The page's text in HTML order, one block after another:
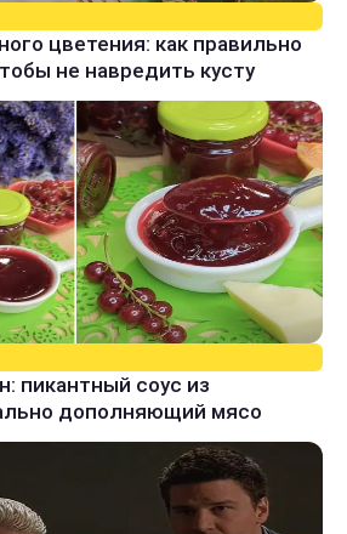
цветения: как правильно
не навредить кусту
пикантный соус из
дополняющий мясо